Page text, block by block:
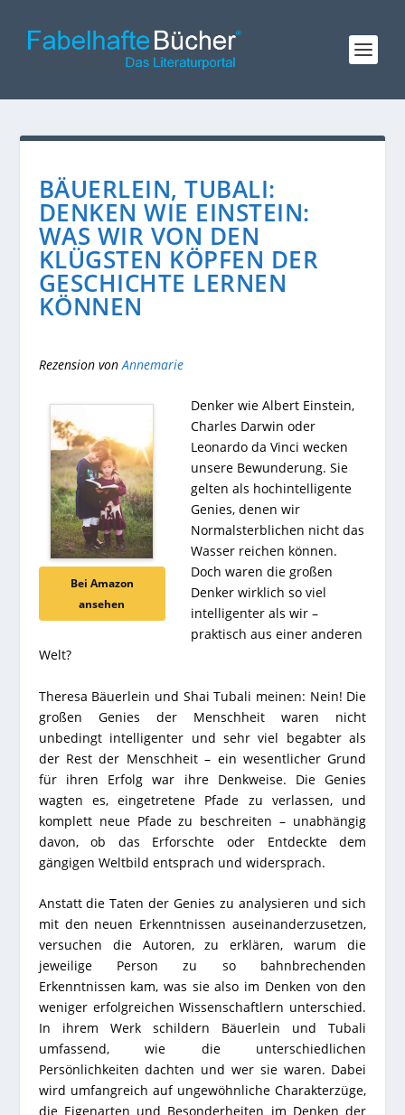
BÄUERLEIN, TUBALI:
DENKEN WIE EINSTEIN:
WAS WIR VON DEN
KLÜGSTEN KÖPFEN DER
GESCHICHTE LERNEN
KÖNNEN
Rezension vonAnnemarie
Bei Amazon
ansehen
Denker wie Albert Einstein,
Charles Darwin oder
Leonardo da Vinci wecken
unsere Bewunderung. Sie
gelten als hochintelligente
Genies, denen wir
Normalsterblichen nicht das
Wasser reichen können.
Doch waren die großen
Denker wirklich so viel
intelligenter als wir –
praktisch aus einer anderen
Welt?
Theresa Bäuerlein und Shai Tubali meinen: Nein! Die
großen Genies der Menschheit waren nicht
unbedingt intelligenter und sehr viel begabter als
der Rest der Menschheit – ein wesentlicher Grund
für ihren Erfolg war ihre Denkweise. Die Genies
wagten es, eingetretene Pfade zu verlassen, und
komplett neue Pfade zu beschreiten – unabhängig
davon, ob das Erforschte oder Entdeckte dem
gängigen Weltbild entsprach und widersprach.
Anstatt die Taten der Genies zu analysieren und sich
mit den neuen Erkenntnissen auseinanderzusetzen,
versuchen die Autoren, zu erklären, warum die
jeweilige Person zu so bahnbrechenden
Erkenntnissen kam, was sie also im Denken von den
weniger erfolgreichen Wissenschaftlern unterschied.
In ihrem Werk schildern Bäuerlein und Tubali
umfassend, wie die unterschiedlichen
Persönlichkeiten dachten und wer sie waren. Dabei
wird umfangreich auf ungewöhnliche Charakterzüge,
die Eigenarten und Besonderheiten im Denken der